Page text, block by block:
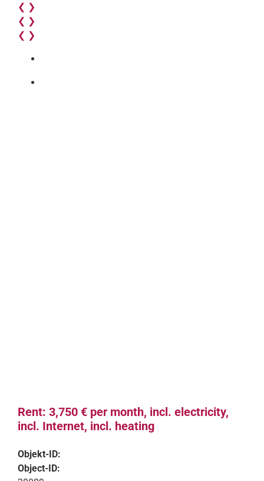
❮ ❯
❮ ❯
❮ ❯
Rent: 3,750 € per month, incl. electricity,
incl. Internet, incl. heating
Objekt-ID:
Object-ID: